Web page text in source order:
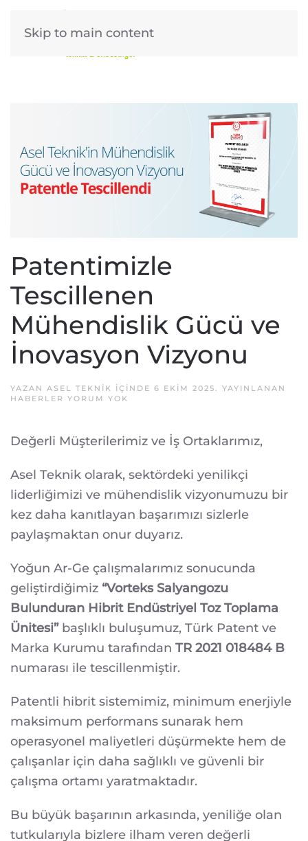
Skip to main content
Patentimizle
Tescillenen
Mühendislik Gücü ve
İnovasyon Vizyonu
YAZAN ASEL TEKNIK IÇINDE 6 EKIM 2025. YAYINLANAN
HABERLER YORUM YOK
VE
İNOVASYON
Değerli Müşterilerimiz ve İş Ortaklarımız,
Asel Teknik olarak, sektördeki yenilikçi
liderliğimizi ve mühendislik vizyonumuzu bir
kez daha kanıtlayan başarımızı sizlerle
paylaşmaktan onur duyarız.
Yoğun Ar-Ge çalışmalarımız sonucunda
geliştirdiğimiz “Vorteks Salyangozu
Bulunduran Hibrit Endüstriyel Toz Toplama
Ünitesi”başlıklı buluşumuz, Türk Patent ve
Marka Kurumu tarafından TR 2021 018484 B
numarası ile tescillenmiştir.
Patentli hibrit sistemimiz, minimum enerjiyle
maksimum performans sunarak hem
operasyonel maliyetleri düşürmekte hem de
çalışanlar için daha sağlıklı ve güvenli bir
çalışma ortamı yaratmaktadır.
Bu büyük başarının arkasında, yeniliğe olan
tutkularıyla bizlere ilham veren değerli